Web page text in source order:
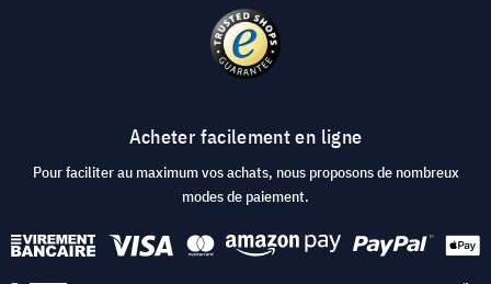
Acheter facilement en ligne
Pour faciliter au maximum vos achats, nous proposons de nombreux
modes de paiement.